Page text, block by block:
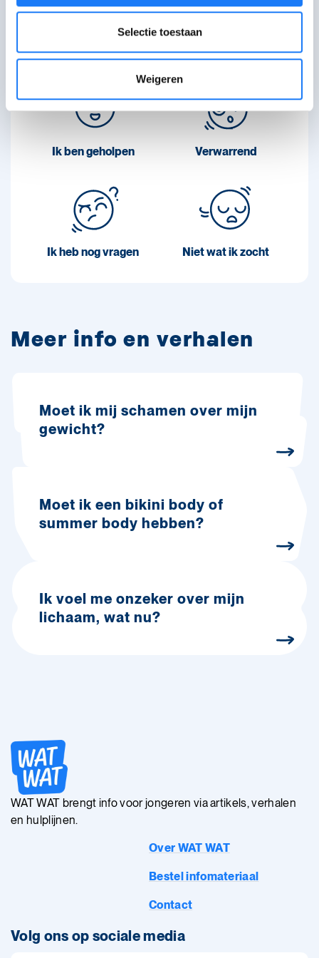
Selectie toestaan
Weigeren
Je feedback helpt ons om betere
content te maken.
Ik ben geholpen Verwarrend
Ik heb nog vragen Niet wat ik zocht
Meer info en verhalen
Moet ik mij schamen over mijn
gewicht?
Moet ik een bikini body of
summer body hebben?
Ik voel me onzeker over mijn
lichaam, wat nu?
WAT WAT brengt info voor jongeren via artikels, verhalen
en hulplijnen.
Over WAT WAT
Bestel infomateriaal
Contact
Volg ons op sociale media